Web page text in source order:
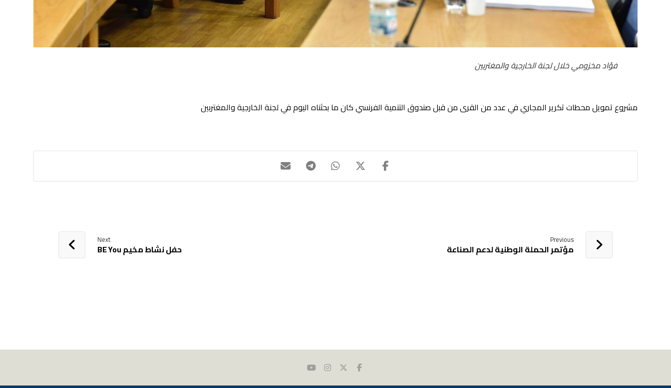
فؤاد مخزومي خلال لجنة الخارجية والمغتربين
مشروع تمويل محطات تكرير المجاري في عدد من القرى من قبل صندوق التنمية الفرنسي كان ما بحثناه اليوم في لجنة الخارجية والمغتربين
Previous
مؤتمر الحملة الوطنية لدعم الصناعة
Next
حفل نشاط مخيم BE You